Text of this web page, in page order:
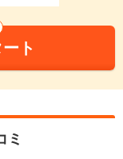
ト
ミ